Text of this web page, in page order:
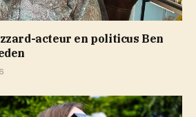
acteur en politicus Ben